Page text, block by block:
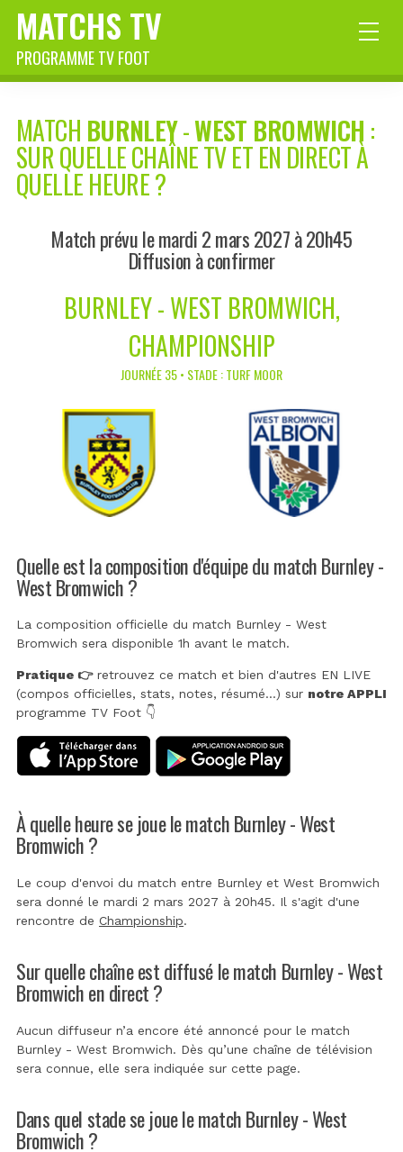
MATCHS TV
PROGRAMME TV FOOT
MATCH BURNLEY-WEST BROMWICH :
SUR QUELLE CHAÎNE TV ET EN DIRECT À
QUELLE HEURE ?
Match prévu le mardi 2 mars 2027 à 20h45
Diffusion à confirmer
BURNLEY - WEST BROMWICH,
CHAMPIONSHIP
JOURNÉE 35 • STADE : TURF MOOR
Quelle est la composition d'équipe du match Burnley -
West Bromwich ?
La composition officielle du match Burnley - West
Bromwich sera disponible 1h avant le match.
Pratique 👉retrouvez ce match et bien d'autres EN LIVE
(compos officielles, stats, notes, résumé...) sur notre APPLI
programme TV Foot 👇
À quelle heure se joue le match Burnley - West
Bromwich ?
Le coup d'envoi du match entre Burnley et West Bromwich
sera donné le mardi 2 mars 2027 à 20h45. Il s'agit d'une
rencontre de Championship.
Sur quelle chaîne est diffusé le match Burnley - West
Bromwich en direct ?
Aucun diffuseur n’a encore été annoncé pour le match
Burnley - West Bromwich. Dès qu’une chaîne de télévision
sera connue, elle sera indiquée sur cette page.
Dans quel stade se joue le match Burnley - West
Bromwich ?